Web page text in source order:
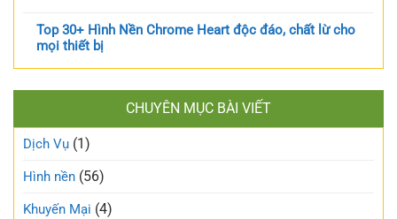
Top 30+ Hình Nền Chrome Heart độc đáo, chất lừ cho
mọi thiết bị
CHUYÊN MỤC BÀI VIẾT
Dịch Vụ (1)
Hình nền (56)
Khuyến Mại (4)